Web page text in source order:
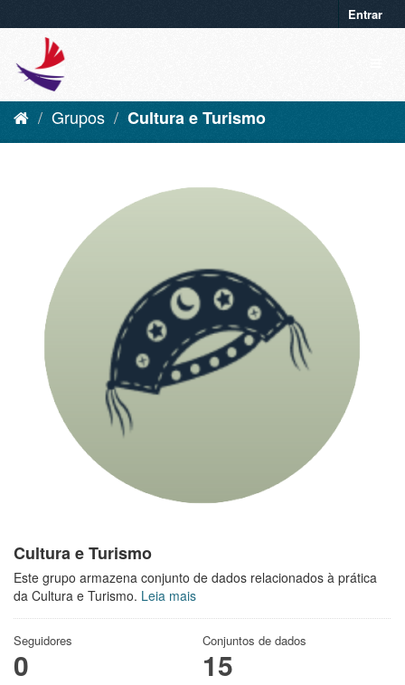
Entrar
Grupos Cultura e Turismo
Cultura e Turismo
Este grupo armazena conjunto de dados relacionados à prática
da Cultura e Turismo. Leia mais
Seguidores
0
Conjuntos de dados
15